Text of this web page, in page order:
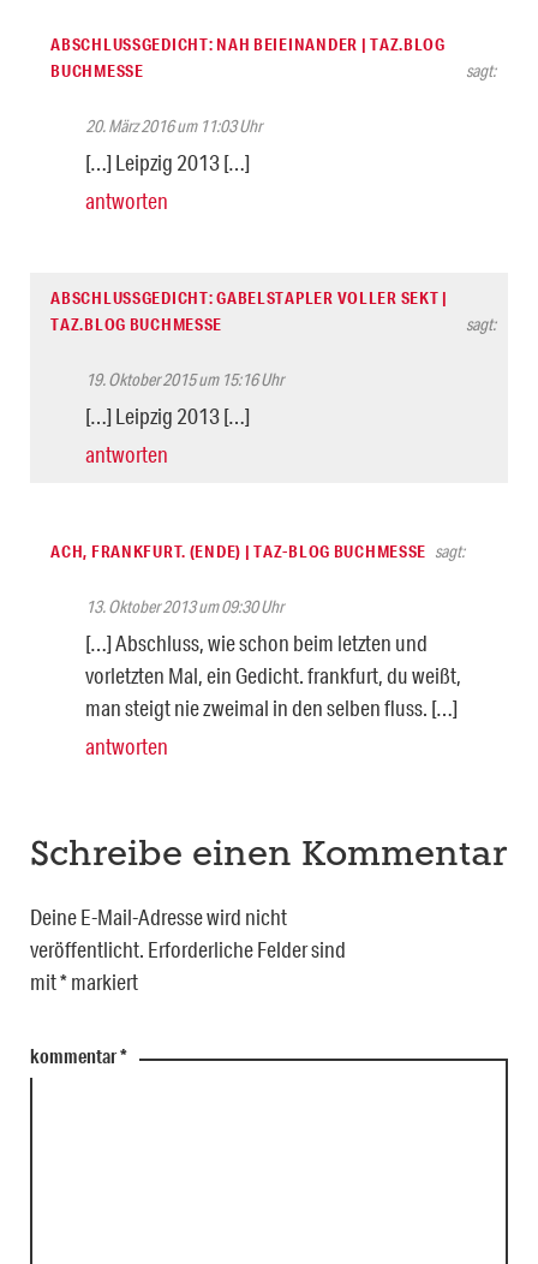
ABSCHLUSSGEDICHT: NAH BEIEINANDER | TAZ.BLOG
BUCHMESSE
sagt:
20. März 2016 um 11:03 Uhr
[…] Leipzig 2013 […]
antworten
ABSCHLUSSGEDICHT: GABELSTAPLER VOLLER SEKT |
TAZ.BLOG BUCHMESSE
sagt:
19. Oktober 2015 um 15:16 Uhr
[…] Leipzig 2013 […]
antworten
ACH, FRANKFURT. (ENDE) | TAZ-BLOG BUCHMESSE sagt:
13. Oktober 2013 um 09:30 Uhr
[…] Abschluss, wie schon beim letzten und
vorletzten Mal, ein Gedicht. frankfurt, du weißt,
man steigt nie zweimal in den selben fluss. […]
antworten
Schreibe einen Kommentar
Deine E-Mail-Adresse wird nicht
veröffentlicht. Erforderliche Felder sind
mit*markiert
kommentar*